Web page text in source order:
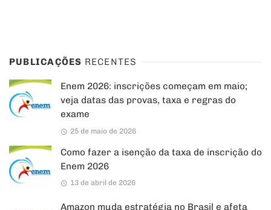
PUBLICAÇÕES RECENTES
Enem 2026: inscrições começam em maio;
veja datas das provas, taxa e regras do
exame
25 de maio de 2026
Como fazer a isenção da taxa de inscrição do
Enem 2026
13 de abril de 2026
Amazon muda estratégia no Brasil e afeta